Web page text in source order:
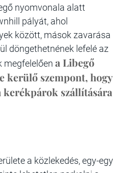
nyomvonala alatt
pályát, ahol
között, mások zavarása
döngethetnének lefelé az
megfelelően a Libegő
kerülő szempont, hogy
kerékpárok szállítására
a közlekedés, egy-egy